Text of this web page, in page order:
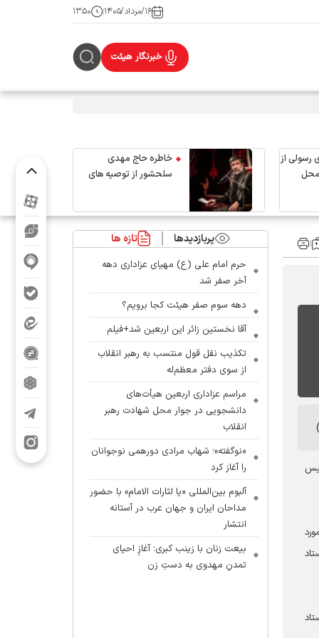
۱۶/مرداد/۱۴۰۵ ۱۳:۵۰
خبرنگار هیئت
رسولی از
خاطره حاج مهدی
سلحشور از توصیه های
ستاد به شورای فرهنگ عمومی ارائه دادیم که بسیار مورد استقبال قرار گرفت. به طور کلی ۲۱۴ ستاد
ستاد
پربازدیدها تازه ها
حرم امام علی (ع) مهیای عزاداری دهه
آخر صفر شد
دهه سوم صفر هیئت کجا برویم؟
آقا نخستین زائر این اربعین شد+فیلم
تکذیب نقل قول منتسب به رهبر انقلاب
از سوی دفتر معظم‌له
مراسم عزاداری اربعین هیأت‌های
دانشجویی در جوار محل شهادت رهبر
انقلاب
«نوگفته»؛ شهاب مرادی دورهمی نوجوانان
را آغاز کرد
آلبوم بین‌المللی «یا لثارات الامام» با حضور
مداحان ایران و جهان عرب در آستانه
انتشار
بیعت زنان با زینب کبری؛ آغازِ احیای
تمدنِ مهدوی به دستِ زن